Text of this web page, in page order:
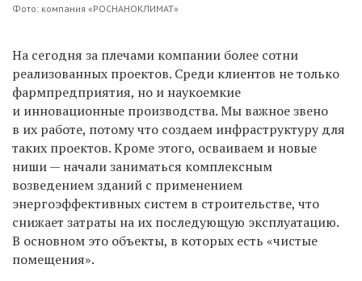
Фото: компания «РОСНАНОКЛИМАТ»
На сегодня за плечами компании более сотни
реализованных проектов. Среди клиентов не только
фармпредприятия, но и наукоемкие
и инновационные производства. Мы важное звено
в их работе, потому что создаем инфраструктуру для
таких проектов. Кроме этого, осваиваем и новые
ниши — начали заниматься комплексным
возведением зданий с применением
энергоэффективных систем в строительстве, что
снижает затраты на их последующую эксплуатацию.
В основном это объекты, в которых есть «чистые
помещения».